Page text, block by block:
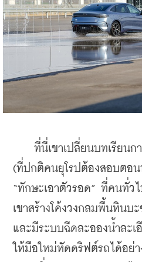
ที่นี่เขาเปลี่ยนบทเรียนกา
(ที่ปกติคนยุโรปต้องสอบตอ
“ทักษะเอาตัวรอด” ที่คนทั่ว
เขาสร้างโค้งวงกลมพื้นหินบ
และมีระบบฉีดละอองน้ำละ
ให้มือใหม่หัดดริฟต์รถได้อย่